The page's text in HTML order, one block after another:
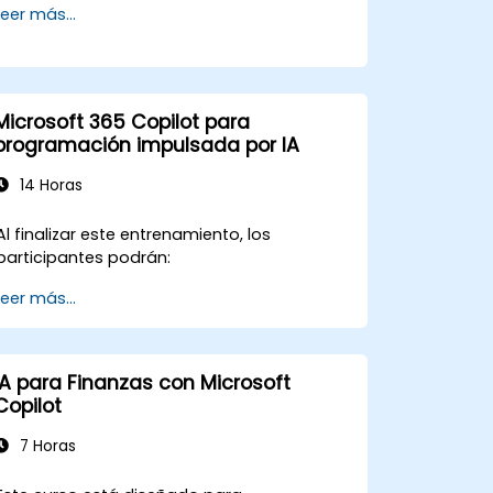
de tareas.
más...
365 Copilot para
impulsada por IA
14 Horas
finalizar este entrenamiento, los
podrán:
más...
para Finanzas con Microsoft
7 Horas